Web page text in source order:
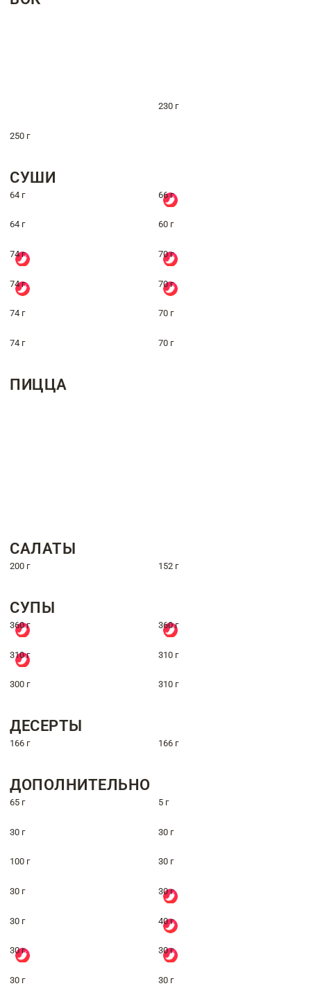
230 г
250 г
СУШИ
64 г 66 г
64 г 60 г
74 г 70 г
74 г 70 г
74 г 70 г
74 г 70 г
ПИЦЦА
САЛАТЫ
200 г 152 г
СУПЫ
360 г 360 г
310 г 310 г
300 г 310 г
ДЕСЕРТЫ
166 г 166 г
ДОПОЛНИТЕЛЬНО
65 г 5 г
30 г 30 г
100 г 30 г
30 г 30 г
30 г 40 г
30 г 30 г
30 г 30 г